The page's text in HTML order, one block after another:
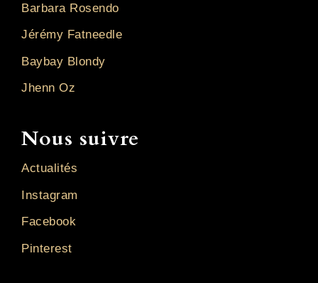
Barbara Rosendo
Jérémy Fatneedle
Baybay Blondy
Jhenn Oz
Nous suivre
Actualités
Instagram
Facebook
Pinterest